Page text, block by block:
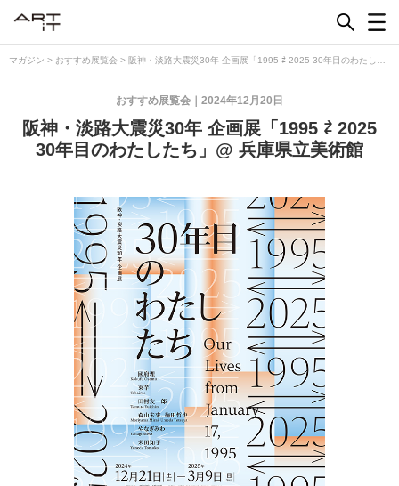
マガジン > おすすめ展覧会 > 阪神・淡路大震災30年 企画展「1995 ⇄ 2025 30年目のわたした
2024年12月20日
おすすめ展覧会
阪神・淡路大震災30年 企画展「1995 ⇄ 2025
30年目のわたしたち」@ 兵庫県立美術館